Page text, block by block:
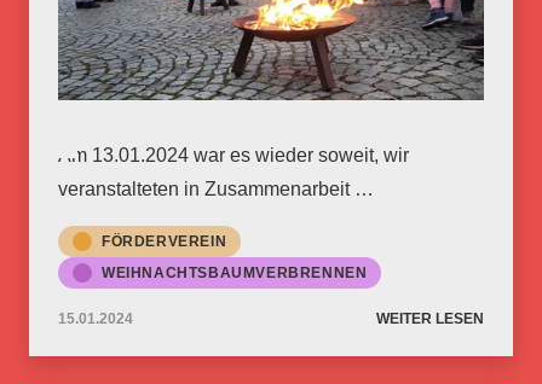
Am 13.01.2024 war es wieder soweit, wir
veranstalteten in Zusammenarbeit …
FÖRDERVEREIN
WEIHNACHTSBAUMVERBRENNEN
15.01.2024 WEITER LESEN